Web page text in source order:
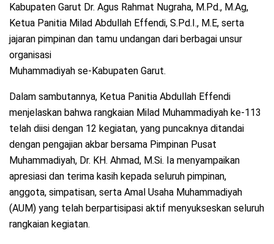
Kabupaten Garut Dr. Agus Rahmat Nugraha, M.Pd., M.Ag,
Ketua Panitia Milad Abdullah Effendi, S.Pd.I., M.E, serta
jajaran pimpinan dan tamu undangan dari berbagai unsur
organisasi
Muhammadiyah se-Kabupaten Garut.
Dalam sambutannya, Ketua Panitia Abdullah Effendi
menjelaskan bahwa rangkaian Milad Muhammadiyah ke-113
telah diisi dengan 12 kegiatan, yang puncaknya ditandai
dengan pengajian akbar bersama Pimpinan Pusat
Muhammadiyah, Dr. KH. Ahmad, M.Si. Ia menyampaikan
apresiasi dan terima kasih kepada seluruh pimpinan,
anggota, simpatisan, serta Amal Usaha Muhammadiyah
(AUM) yang telah berpartisipasi aktif menyukseskan seluruh
rangkaian kegiatan.